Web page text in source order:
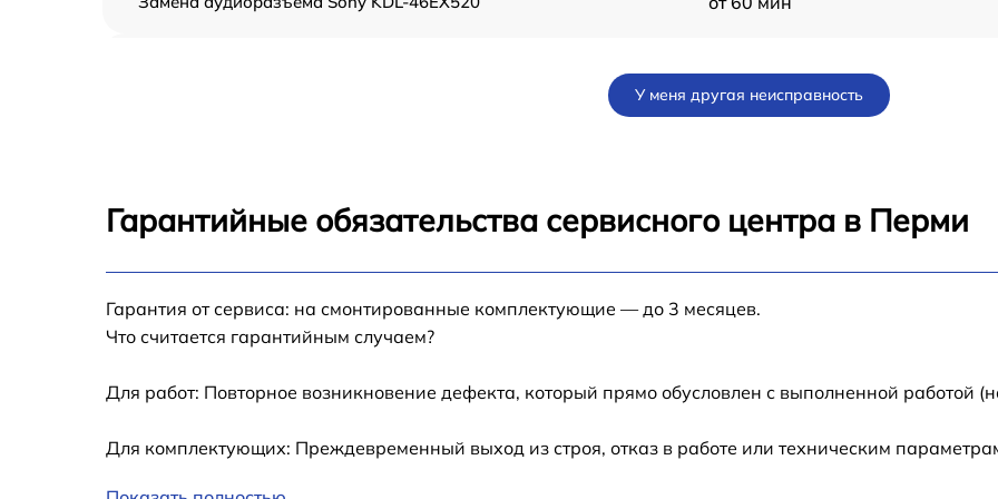
Прошивка блока управления Sony KDL-
46EX520
от 60 мин
Замена контроллера Sony KDL-46EX520 от 60 мин
У меня другая неисправность
Гарантийные обязательства сервисного центра в Перми
Гарантия от сервиса: на смонтированные комплектующие — до 3 месяцев.
Что считается гарантийным случаем?
Для работ: Повторное возникновение дефекта, который прямо обусловлен с выполненной работой
Для комплектующих: Преждевременный выход из строя, отказ в работе или техническим